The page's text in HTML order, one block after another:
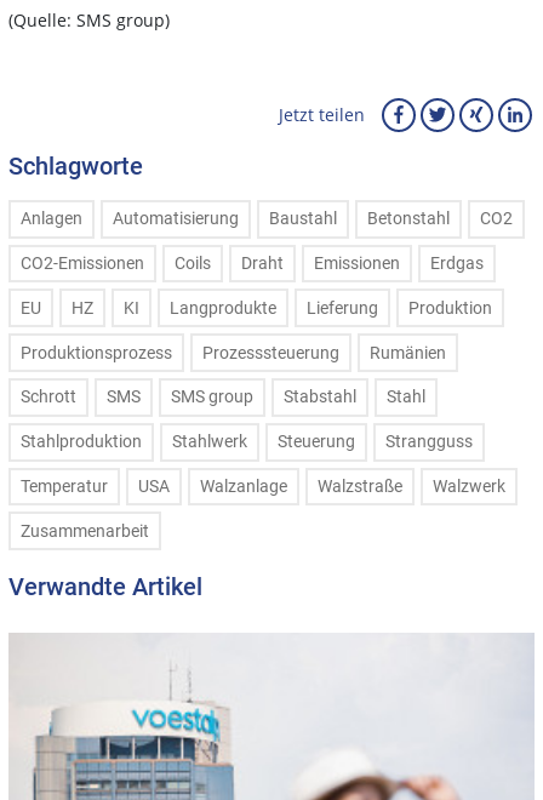
(Quelle: SMS group)
Jetzt teilen
Schlagworte
Anlagen Automatisierung Baustahl Betonstahl CO2
CO2-Emissionen Coils Draht Emissionen Erdgas
EU HZ KI Langprodukte Lieferung Produktion
Produktionsprozess Prozesssteuerung Rumänien
Schrott SMS SMS group Stabstahl Stahl
Stahlproduktion Stahlwerk Steuerung Strangguss
Temperatur USA Walzanlage Walzstraße Walzwerk
Zusammenarbeit
Verwandte Artikel